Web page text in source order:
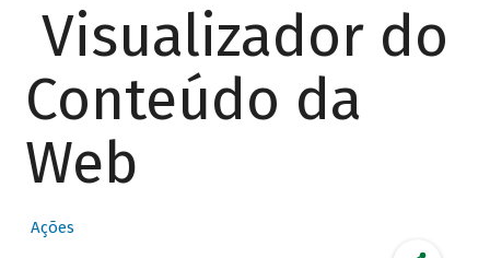
Visualizador do
Conteúdo da
Web
Ações